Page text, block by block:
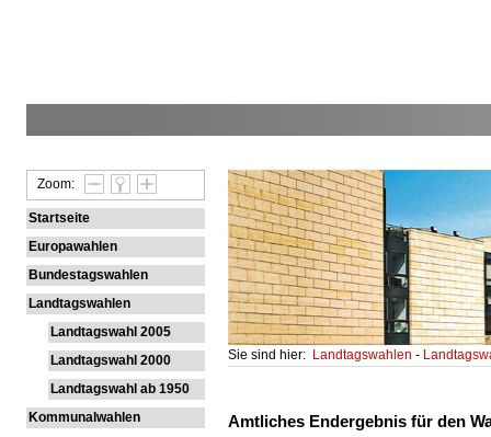
Zoom:
Startseite
Europawahlen
Bundestagswahlen
Landtagswahlen
Landtagswahl 2005
Landtagswahl 2000
Landtagswahl ab 1950
Kommunalwahlen
Sie sind hier: Landtagswahlen-
Amtliches Endergebnis für den